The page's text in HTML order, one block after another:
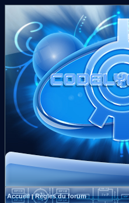
Accueil|Règles du forum